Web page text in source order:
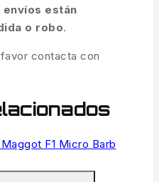
están
o robo.
contacta con